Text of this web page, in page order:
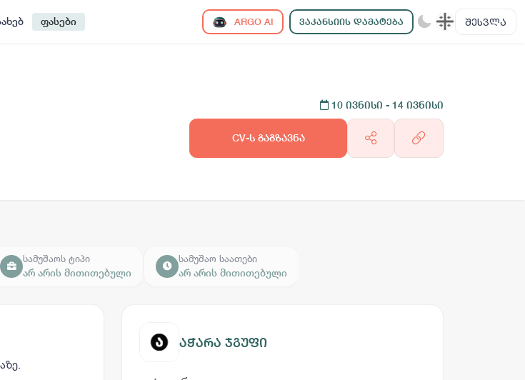
ფასები ARGO AI ᲕᲐᲙᲐᲜᲡᲘᲘᲡ ᲓᲐᲛᲐᲢᲔᲑᲐ ᲨᲔᲡᲕᲚᲐ
10 ივნისი - 14 ივნისი
CV-ს გაგზავნა
სამუშაოს ტიპი
არ არის მითითებული
სამუშაო საათები
არ არის მითითებული
აჭარა ჯგუფი